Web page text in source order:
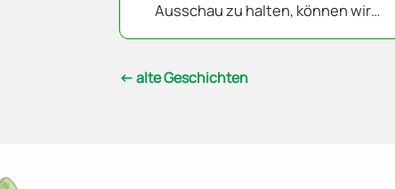
Ausschau zu halten, können wir…